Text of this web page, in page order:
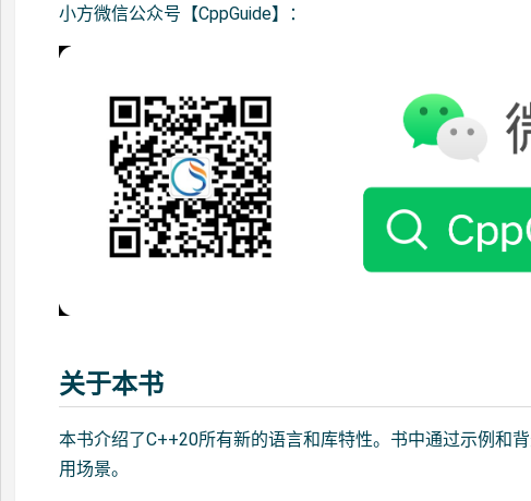
小方微信公众号【CppGuide】：
关于本书
本书介绍了C++20所有新的语言和库特性。书中通过示例和
用场景。